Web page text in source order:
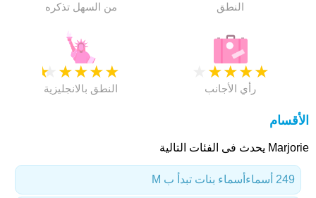
من السهل تذكره النطق
★
★
★
★
★
النطق بالانجليزية
★
★
★
★
رأي الأجانب
الأقسام
Marjorie يحدث فى الفئات التالية
أسماء بنات تبدأ ب M 249 أسماء